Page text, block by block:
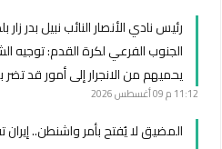
رئيس نادي الأنصار النائب نبيل بدر زار
الجنوب الفرعي لكرة القدم: توجيه
يحميهم من الانجرار إلى أمور قد تضر
11:12 م 09 أغسطس 2026
المضيق لا يُفتح بأمر واشنطن..